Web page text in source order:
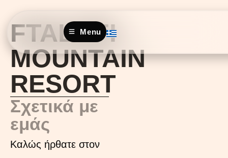
Menu
FTALOFI
MOUNTAIN
RESORT
Σχετικά με
εμάς
Καλώς ήρθατε στον